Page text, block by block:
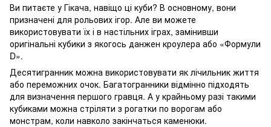
Ви питаєте у Гікача, навіщо ці куби? В основному, вони
призначені для рольових ігор. Але ви можете
використовувати їх і в настільних іграх, замінивши
оригінальні кубики з якогось данжен кроулера або «Формули
D».
Десятигранник можна використовувати як лічильник життя
або переможних очок. Багатогранники відмінно підходять
для визначення першого гравця. А у крайньому разі такими
кубиками можна стріляти з рогатки по ворогам або
монстрам, коли навколо закінчаться каменюки.